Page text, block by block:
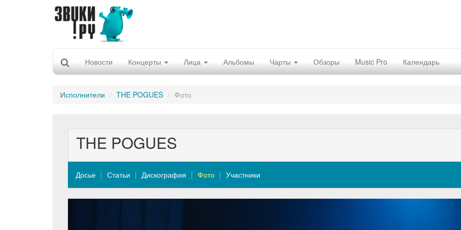
Новости Концерты Лица Альбомы Чарты Обзоры Music Pro Календарь
Исполнители THE POGUES Фото
THE POGUES
Досье Статьи Дискография Фото Участники